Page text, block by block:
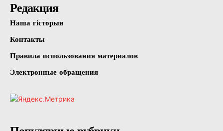
Редакция
Наша гісторыя
Контакты
Правила использования материалов
Электронные обращения